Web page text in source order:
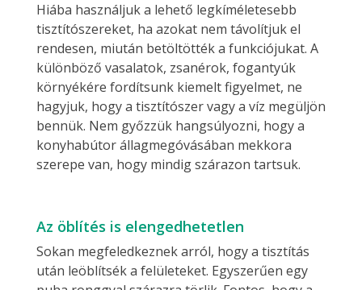
Hiába használjuk a lehető legkíméletesebb
tisztítószereket, ha azokat nem távolítjuk el
rendesen, miután betöltötték a funkciójukat. A
különböző vasalatok, zsanérok, fogantyúk
környékére fordítsunk kiemelt figyelmet, ne
hagyjuk, hogy a tisztítószer vagy a víz megüljön
bennük. Nem győzzük hangsúlyozni, hogy a
konyhabútor állagmegóvásában mekkora
szerepe van, hogy mindig szárazon tartsuk.
Az öblítés is elengedhetetlen
Sokan megfeledkeznek arról, hogy a tisztítás
után leöblítsék a felületeket. Egyszerűen egy